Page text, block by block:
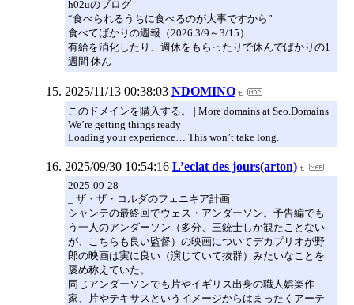
h02uのブログ
“食べられるうちに食べるのが大事ですから”
食べてばかりの週報（2026.3/9～3/15）
有給を消化したり、週休をもらったりで休んでばかりの1
週間 休ん
2025/11/13 00:38:03 NDOMINO
このドメインを購入する。 | More domains at Seo.Domains
We’re getting things ready
Loading your experience… This won’t take long.
2025/09/30 10:54:16 L’eclat des jours(arton)
2025-09-28
_ ザ・ザ・コルダのフェニキア計画
シャンテの最終回でウェス・アンダーソン。予告編でも
う一人のアンダーソン（多分、三銃士しか観たことない
が、こちらも良い監督）の映画についてデカプリオが野
郎の映画は実に良い（演じていて抜群）みたいなことを
褒め称えていた。
同じアンダーソンでも片やイギリス出身の職人娯楽作
家、片やテキサスというイメージからはまったくアーテ